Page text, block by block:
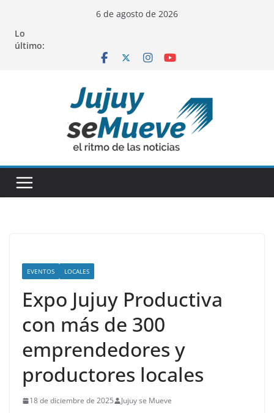
contenido
6 de agosto de 2026
Lo
último:
EVENTOS LOCALES
Expo Jujuy Productiva
con más de 300
emprendedores y
productores locales
18 de diciembre de 2025 Jujuy se Mueve